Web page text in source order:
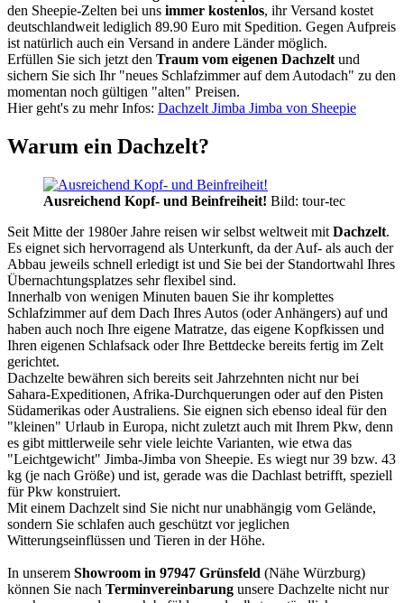
den Sheepie-Zelten bei uns immer kostenlos, ihr Versand kostet
deutschlandweit lediglich 89.90 Euro mit Spedition. Gegen Aufpreis
ist natürlich auch ein Versand in andere Länder möglich.
Erfüllen Sie sich jetzt den Traum vom eigenen Dachzelt und
sichern Sie sich Ihr "neues Schlafzimmer auf dem Autodach" zu den
momentan noch gültigen "alten" Preisen.
Hier geht's zu mehr Infos: Dachzelt Jimba Jimba von Sheepie
Warum ein Dachzelt?
Ausreichend Kopf- und Beinfreiheit! Bild: tour-tec
Seit Mitte der 1980er Jahre reisen wir selbst weltweit mit Dachzelt.
Es eignet sich hervorragend als Unterkunft, da der Auf- als auch der
Abbau jeweils schnell erledigt ist und Sie bei der Standortwahl Ihres
Übernachtungsplatzes sehr flexibel sind.
Innerhalb von wenigen Minuten bauen Sie ihr komplettes
Schlafzimmer auf dem Dach Ihres Autos (oder Anhängers) auf und
haben auch noch Ihre eigene Matratze, das eigene Kopfkissen und
Ihren eigenen Schlafsack oder Ihre Bettdecke bereits fertig im Zelt
gerichtet.
Dachzelte bewähren sich bereits seit Jahrzehnten nicht nur bei
Sahara-Expeditionen, Afrika-Durchquerungen oder auf den Pisten
Südamerikas oder Australiens. Sie eignen sich ebenso ideal für den
"kleinen" Urlaub in Europa, nicht zuletzt auch mit Ihrem Pkw, denn
es gibt mittlerweile sehr viele leichte Varianten, wie etwa das
"Leichtgewicht" Jimba-Jimba von Sheepie. Es wiegt nur 39 bzw. 43
kg (je nach Größe) und ist, gerade was die Dachlast betrifft, speziell
für Pkw konstruiert.
Mit einem Dachzelt sind Sie nicht nur unabhängig vom Gelände,
sondern Sie schlafen auch geschützt vor jeglichen
Witterungseinflüssen und Tieren in der Höhe.
In unserem Showroom in 97947 Grünsfeld (Nähe Würzburg)
können Sie nach Terminvereinbarung unsere Dachzelte nicht nur